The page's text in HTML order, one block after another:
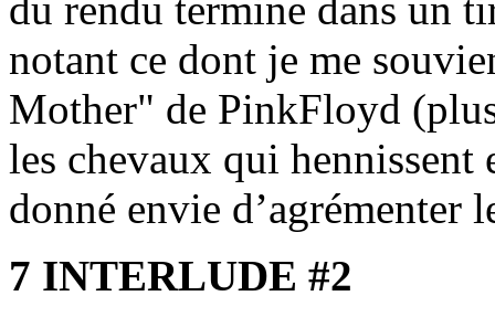
notant ce dont je me
Mother" de PinkFloyd
les chevaux qui hennissent
donné envie d’agrémenter
7 INTERLUDE #2